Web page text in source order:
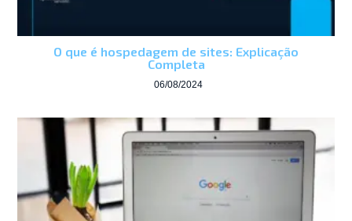
O que é hospedagem de sites: Explicação
Completa
06/08/2024